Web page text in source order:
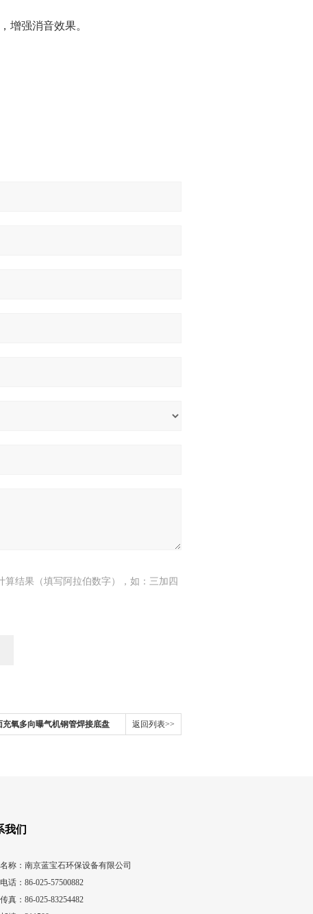
增强消音效果。
算结果（填写阿拉伯数字），如：三加四
氧多向曝气机钢管焊接底盘 返回列表>>
我们
名称：南京蓝宝石环保设备有限公司
电话：86-025-57500882
传真：86-025-83254482